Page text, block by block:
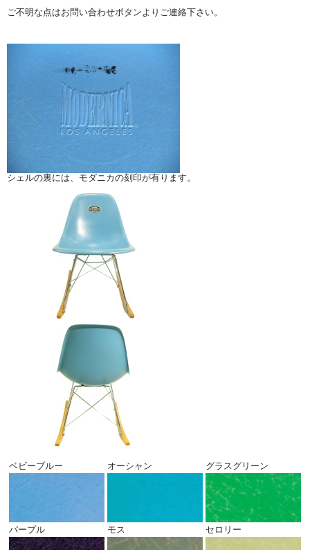
ご不明な点はお問い合わせボタンよりご連絡下さい。
シェルの裏には、モダニカの刻印が有ります。
ベビーブルー オーシャン グラスグリーン
パープル モス セロリー